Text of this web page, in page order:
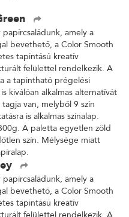
amely a
bevethető, a Color Smooth
tapintású kreatív
felülettel rendelkezik. A
a tapintható prégelési
kiválóan alkalmas alternatívát
van, melyből 9 szín
is alkalmas színalap.
A paletta egyetlen zöld
szín. Mélysége miatt
amely a
bevethető, a Color Smooth
tapintású kreatív